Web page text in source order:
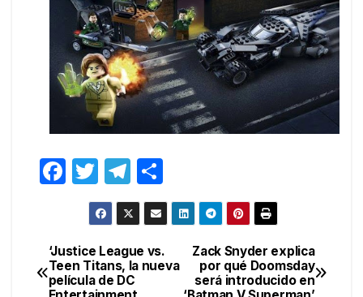
F
e
b
T
w
itt
er
T
el
e
gr
a
o
m
p
ar
Navegación
Zack Snyder explica
por qué Doomsday
será introducido en
‘Justice League vs.
Teen Titans, la nueva
película de DC